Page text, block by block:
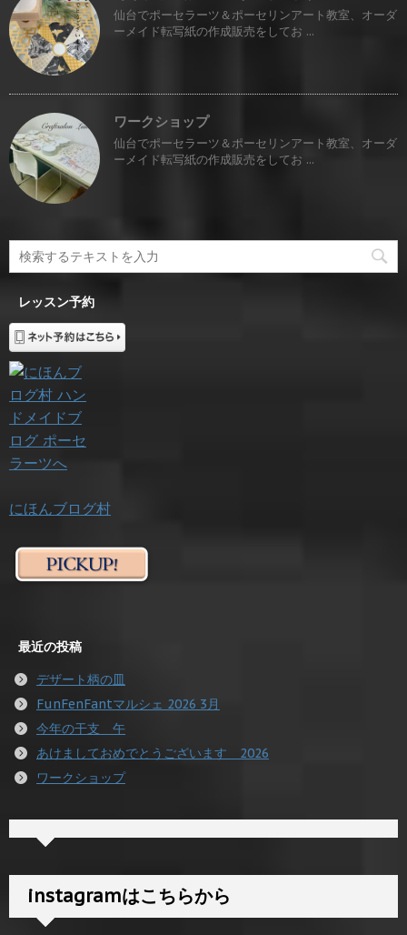
仙台でポーセラーツ＆ポーセリンアート教室、オーダ
ーメイド転写紙の作成販売をしてお ...
ワークショップ
仙台でポーセラーツ＆ポーセリンアート教室、オーダ
ーメイド転写紙の作成販売をしてお ...
レッスン予約
にほんブログ村
最近の投稿
デザート柄の皿
FunFenFantマルシェ 2026 3月
今年の干支 午
あけましておめでとうございます 2026
ワークショップ
instagramはこちらから